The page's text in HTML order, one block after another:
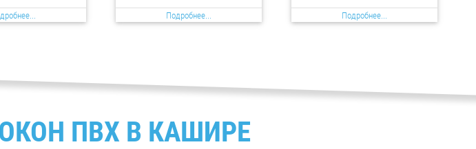
Подробнее... Подробнее...
ПВХ В КАШИРЕ